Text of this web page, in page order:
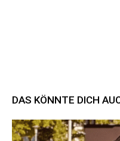
DAS KÖNNTE DICH